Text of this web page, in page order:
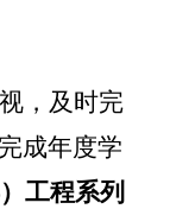
，及时完
成年度学
工程系列